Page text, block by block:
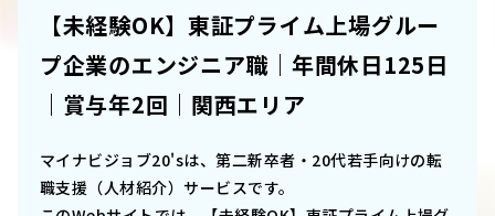
【未経験OK】東証プライム上場グルー
プ企業のエンジニア職｜年間休日125日
｜賞与年2回｜関西エリア
マイナビジョブ20'sは、第二新卒者・20代若手向けの転
職支援（人材紹介）サービスです。